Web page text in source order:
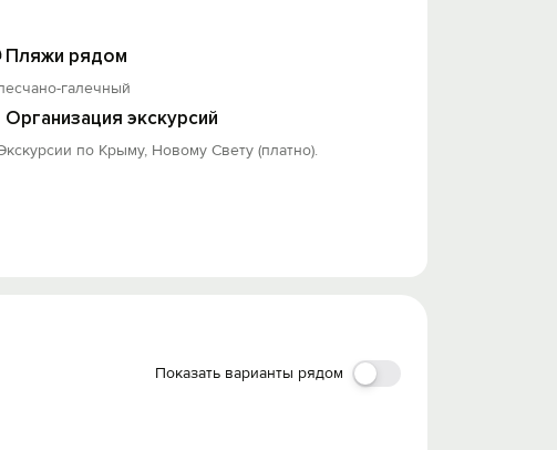
Пляжи рядом
галечный
Организация экскурсий
по Крыму, Новому Свету (платно).
Показать варианты рядом